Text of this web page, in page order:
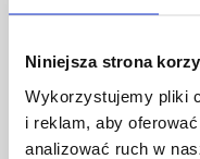
Niniejsza strona
Wykorzystujemy pliki
i reklam, aby
analizować ruch w
Uniwersytet
35-959
Pomiń
nawigację
Polityka prywatności
Mapa serwisu